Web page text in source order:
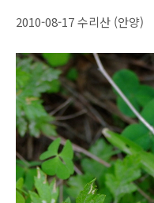
2010-08-17 수리산 (안양)